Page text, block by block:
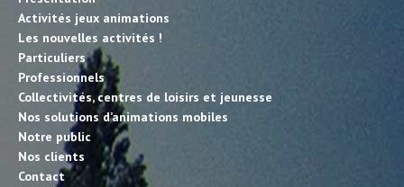
Activités jeux animations
Les nouvelles activités !
Particuliers
Professionnels
Collectivités, centres de loisirs et jeunesse
Nos solutions d’animations mobiles
Notre public
Nos clients
Contact